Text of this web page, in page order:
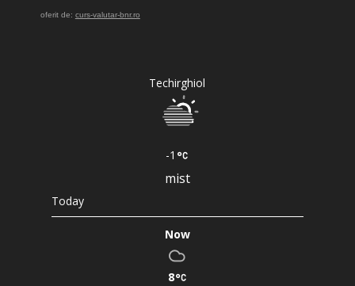
oferit de: curs-valutar-bnr.ro
Techirghiol
-1
mist
Today
Now
8